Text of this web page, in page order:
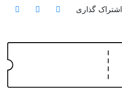
اشتراک گذاری